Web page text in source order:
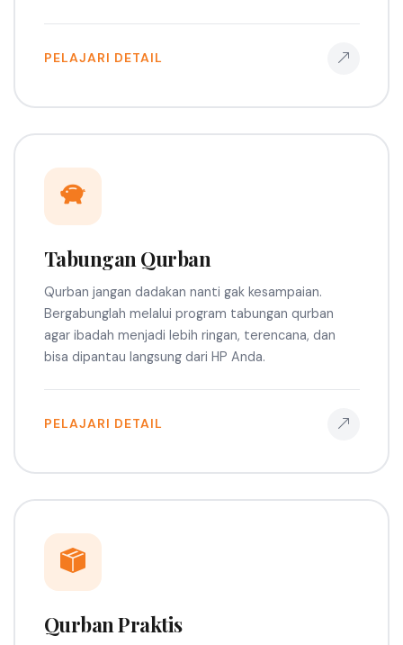
PELAJARI DETAIL
Tabungan Qurban
Qurban jangan dadakan nanti gak kesampaian.
Bergabunglah melalui program tabungan qurban
agar ibadah menjadi lebih ringan, terencana, dan
bisa dipantau langsung dari HP Anda.
PELAJARI DETAIL
Qurban Praktis